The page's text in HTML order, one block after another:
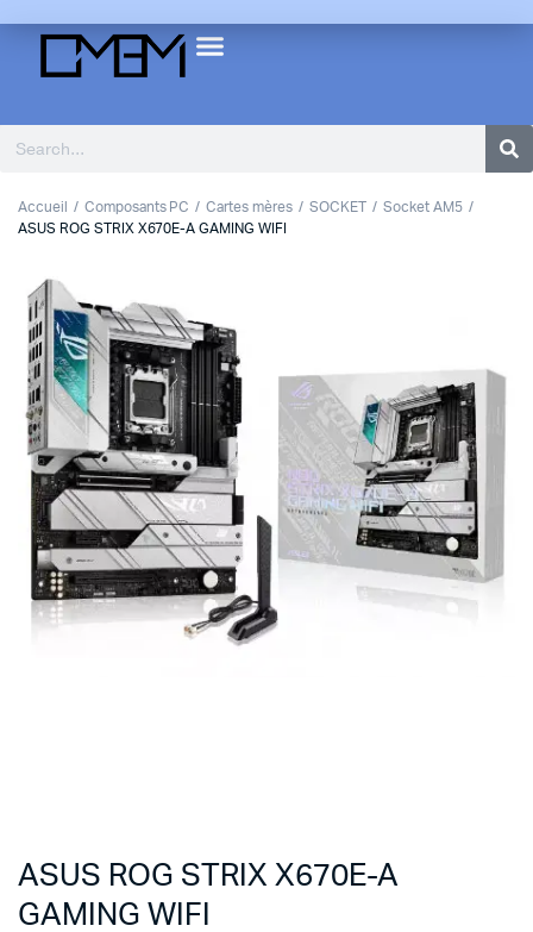
Accueil Composants PC Cartes mères SOCKET
Socket AM5
ASUS ROG STRIX X670E-A GAMING WIFI
1
2
Previous
Next
ASUS ROG STRIX X670E-A
GAMING WIFI